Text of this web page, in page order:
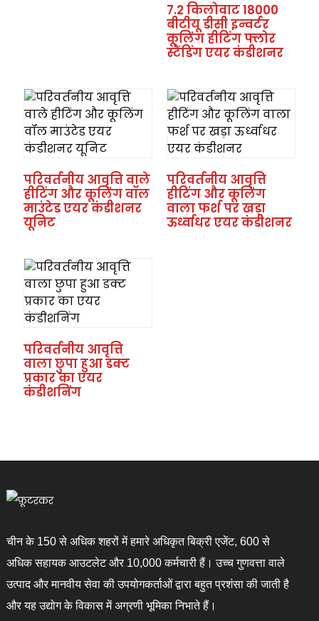
7.2 किलोवाट 18000
बीटीयू डीसी इन्वर्टर
कूलिंग हीटिंग फ्लोर
स्टैंडिंग एयर कंडीशनर
परिवर्तनीय आवृत्ति वाले
हीटिंग और कूलिंग वॉल
माउंटेड एयर कंडीशनर
यूनिट
परिवर्तनीय आवृत्ति
हीटिंग और कूलिंग
वाला फर्श पर खड़ा
ऊर्ध्वाधर एयर कंडीशनर
परिवर्तनीय आवृत्ति
वाला छुपा हुआ डक्ट
प्रकार का एयर
कंडीशनिंग
चीन के 150 से अधिक शहरों में हमारे अधिकृत बिक्री एजेंट, 600 से
अधिक सहायक आउटलेट और 10,000 कर्मचारी हैं। उच्च गुणवत्ता वाले
उत्पाद और मानवीय सेवा की उपयोगकर्ताओं द्वारा बहुत प्रशंसा की जाती है
और यह उद्योग के विकास में अग्रणी भूमिका निभाते हैं।